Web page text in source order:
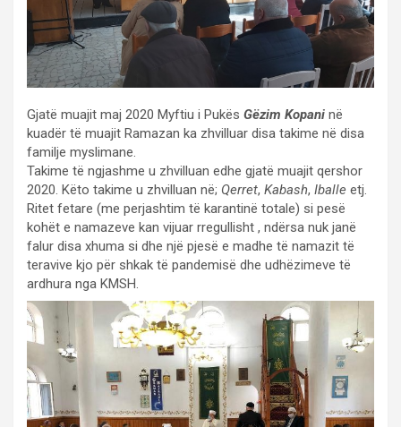
Gjatë muajit maj 2020 Myftiu i Pukës Gëzim Kopani në
kuadër të muajit Ramazan ka zhvilluar disa takime në disa
familje myslimane.
Takime të ngjashme u zhvilluan edhe gjatë muajit qershor
2020. Këto takime u zhvilluan në; Qerret, Kabash, Iballe etj.
Ritet fetare (me perjashtim të karantinë totale) si pesë
kohët e namazeve kan vijuar rregullisht , ndërsa nuk janë
falur disa xhuma si dhe një pjesë e madhe të namazit të
teravive kjo për shkak të pandemisë dhe udhëzimeve të
ardhura nga KMSH.